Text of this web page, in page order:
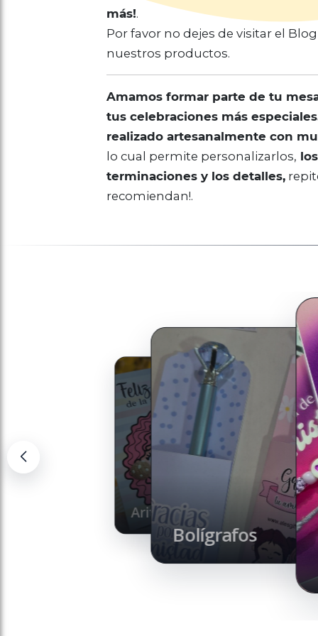
más!.
Por favor no dejes de visitar el
nuestros productos.
Amamos formar parte de tu
tus celebraciones más
realizado artesanalmente con
lo cual permite personalizarlos,
terminaciones y los detalles,
recomiendan!.
Aritos
Bolígrafos